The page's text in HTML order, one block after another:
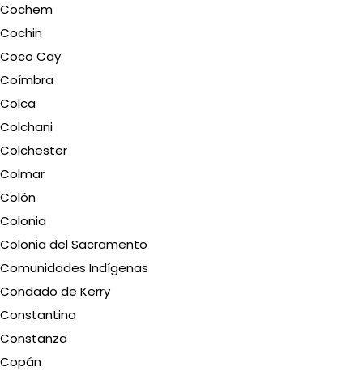
Cochem
Cochin
Coco Cay
Coímbra
Colca
Colchani
Colchester
Colmar
Colón
Colonia
Colonia del Sacramento
Comunidades Indígenas
Condado de Kerry
Constantina
Constanza
Copán